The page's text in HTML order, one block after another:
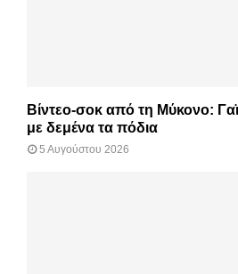
Βίντεο-σοκ από τη Μύκονο:
με δεμένα τα πόδια
5 Αυγούστου 2026